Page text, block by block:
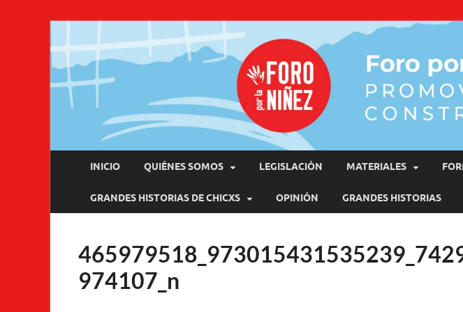
Promoviendo Derechos, Construimos
INICIO QUIÉNES SOMOS LEGISLACIÓN MATERIALES
GRANDES HISTORIAS DE CHICXS OPINIÓN GRANDES HISTORIAS
974107_n